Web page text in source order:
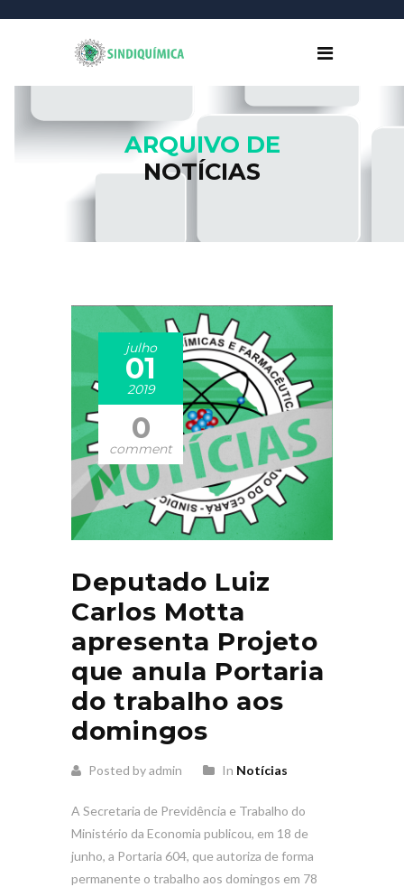
ARQUIVO DE
NOTÍCIAS
julho
01
2019
0
comment
Deputado Luiz
Carlos Motta
apresenta Projeto
que anula Portaria
do trabalho aos
domingos
Posted by admin In Notícias
A Secretaria de Previdência e Trabalho do
Ministério da Economia publicou, em 18 de
junho, a Portaria 604, que autoriza de forma
permanente o trabalho aos domingos em 78